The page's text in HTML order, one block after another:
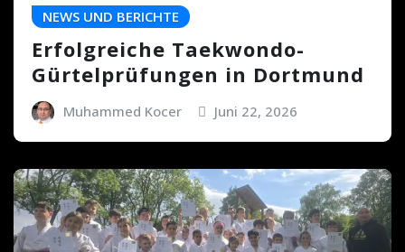
NEWS UND BERICHTE
Erfolgreiche Taekwondo-
Gürtelprüfungen in Dortmund
Muhammed Kocer Juni 22, 2026